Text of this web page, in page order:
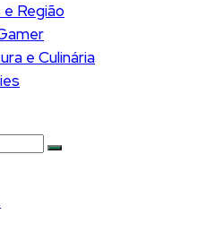
e Região
e Culinária